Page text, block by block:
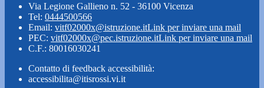
Via Legione Gallieno n. 52 - 36100 Vicenza
Tel: 0444500566
Email: vitf02000x@istruzione.itLink per inviare una mail
PEC: vitf02000x@pec.istruzione.itLink per inviare una mail
C.F.: 80016030241
Contatto di feedback accessibilità:
accessibilita@itisrossi.vi.it